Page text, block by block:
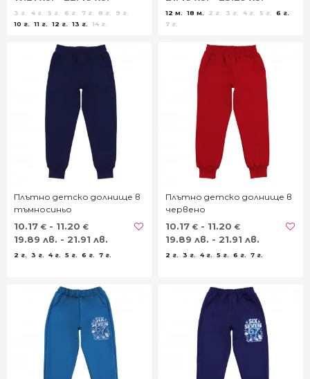
3 г. 4 г. 5 г. 6 г. 7 г. 8 г.
9 г.
10 г.
11 г. 12 г. 13 г. 14 г.
12 м. 18 м. 2 г. 3 г. 4 г. 5 г.
6 г.
7 г.
Плътно детско долнище в
тъмносиньо
10.17 € - 11.20 €
19.89 лв. - 21.91 лв.
2 г. 3 г. 4 г. 5 г. 6 г. 7 г.
Плътно детско долнище в
червено
10.17 € - 11.20 €
19.89 лв. - 21.91 лв.
2 г. 3 г. 4 г. 5 г. 6 г. 7 г.